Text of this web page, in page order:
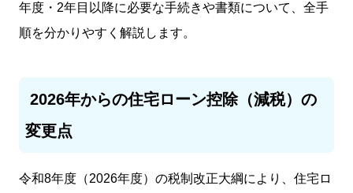
年度・2年目以降に必要な手続きや書類について、全手
順を分かりやすく解説します。
2026年からの住宅ローン控除（減税）の
変更点
令和8年度（2026年度）の税制改正大綱により、住宅ロ